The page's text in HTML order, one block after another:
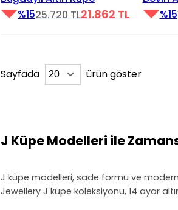
%1525.720 TL21.862 TL
%15
Sayfada ürün göster
J Küpe Modelleri ile
J küpe modelleri, sade formu ve
Jewellery J küpe koleksiyonu, 14 ayar